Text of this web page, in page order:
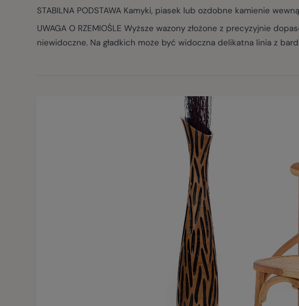
STABILNA PODSTAWA Kamyki, piasek lub ozdobne kamienie
UWAGA O RZEMIOŚLE Wyższe wazony złożone z precyzyjnie
niewidoczne. Na gładkich może być widoczna delikatna linia z